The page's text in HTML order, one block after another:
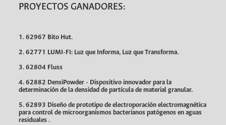
PROYECTOS GANADORES:
1. 62967 Bito Hut.
2. 62771 LUMI-FI: Luz que Informa, Luz que Transforma.
3. 62804 Fluss
4. 62882 DensiPowder - Dispositivo innovador para la
determinación de la densidad de partícula de material granular.
5. 62893 Diseño de prototipo de electroporación electromagnética
para control de microorganismos bacterianos patógenos en aguas
residuales .